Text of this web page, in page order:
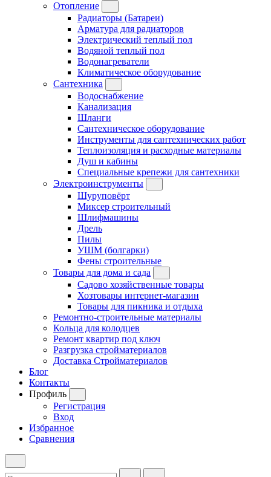
Отопление
Радиаторы (Батареи)
Арматура для радиаторов
Электрический теплый пол
Водяной теплый пол
Водонагреватели
Климатическое оборудование
Сантехника
Водоснабжение
Канализация
Шланги
Сантехническое оборудование
Инструменты для сантехнических работ
Теплоизоляция и расходные материалы
Душ и кабины
Специальные крепежи для сантехники
Электроинструменты
Шуруповёрт
Миксер строительный
Шлифмашины
Дрель
Пилы
УШМ (болгарки)
Фены строительные
Товары для дома и сада
Садово хозяйственные товары
Хозтовары интернет-магазин
Товары для пикника и отдыха
Ремонтно-строительные материалы
Кольца для колодцев
Ремонт квартир под ключ
Разгрузка стройматериалов
Доставка Стройматериалов
Блог
Контакты
Профиль
Регистрация
Вход
Избранное
Сравнения